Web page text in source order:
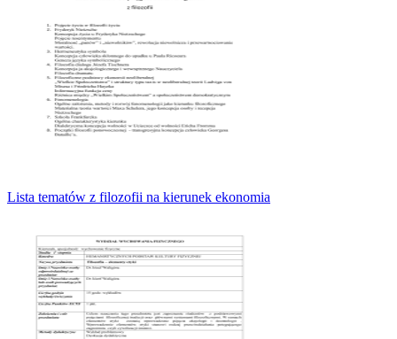
Lista tematów z filozofii na kierunek ekonomia